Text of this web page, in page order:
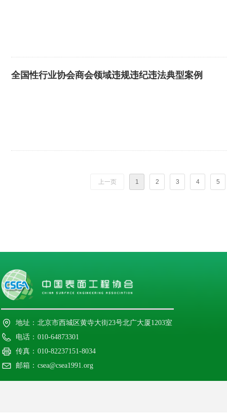
全国性行业协会商会领域违规违纪违法典型案例
上一页 1 2 3 4 5
地址： 北京市西城区黄寺大街23号北广大厦1203室
电话： 010-64873301
传真： 010-82237151-8034
邮箱： csea@csea1991.org